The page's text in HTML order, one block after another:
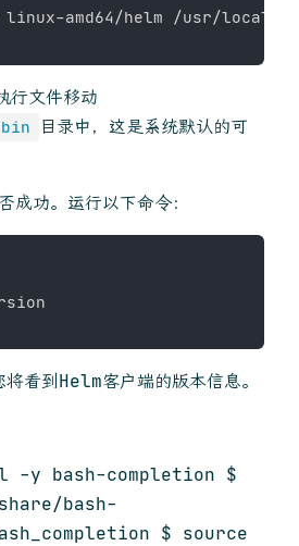
行文件移动
目录中，这是系统默认的可
成功。运行以下命令：
看到Helm客户端的版本信息。
-y bash-completion $
bash-
$ source